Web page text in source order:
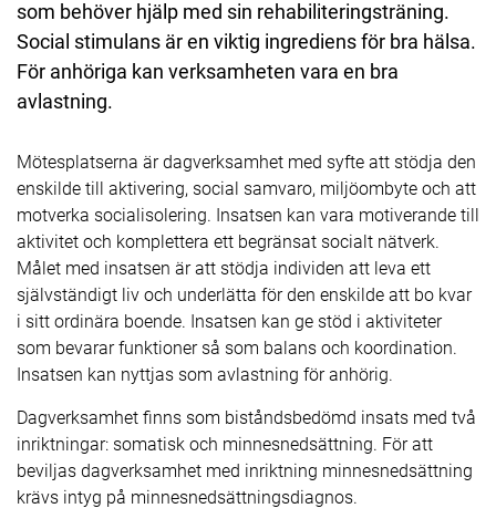
som behöver hjälp med sin rehabiliteringsträning.
Social stimulans är en viktig ingrediens för bra hälsa.
För anhöriga kan verksamheten vara en bra
avlastning.
Mötesplatserna är dagverksamhet med syfte att stödja den
enskilde till aktivering, social samvaro, miljöombyte och att
motverka socialisolering. Insatsen kan vara motiverande till
aktivitet och komplettera ett begränsat socialt nätverk.
Målet med insatsen är att stödja individen att leva ett
självständigt liv och underlätta för den enskilde att bo kvar
i sitt ordinära boende. Insatsen kan ge stöd i aktiviteter
som bevarar funktioner så som balans och koordination.
Insatsen kan nyttjas som avlastning för anhörig.
Dagverksamhet finns som biståndsbedömd insats med två
inriktningar: somatisk och minnesnedsättning. För att
beviljas dagverksamhet med inriktning minnesnedsättning
krävs intyg på minnesnedsättningsdiagnos.